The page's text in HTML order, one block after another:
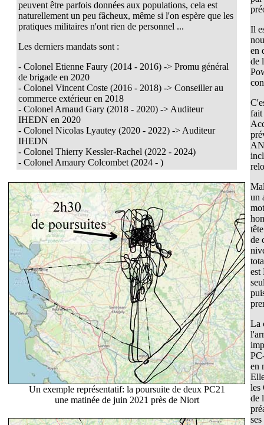
peuvent être parfois données aux populations, cela est
naturellement un peu fâcheux, même si l'on espère que les
pratiques militaires n'ont rien de personnel ...
Les derniers mandats sont :
- Colonel Etienne Faury (2014 - 2016) -> Promu général
de brigade en 2020
- Colonel Vincent Coste (2016 - 2018) -> Conseiller au
commerce extérieur en 2018
- Colonel Arnaud Gary (2018 - 2020) -> Auditeur
IHEDN en 2020
- Colonel Nicolas Lyautey (2020 - 2022) -> Auditeur
IHEDN
- Colonel Thierry Kessler-Rachel (2022 - 2024)
- Colonel Amaury Colcombet (2024 - )
Un exemple représentatif: la poursuite de deux PC21
une matinée de juin 2021 près de Niort
Il
en
de
fait
un
de
est
La
en
les
de